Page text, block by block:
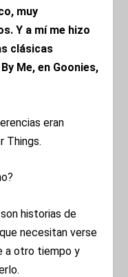
muy
Y a mí me hizo
clásicas
Me, en Goonies,
eran
Things.
historias de
necesitan verse
a otro tiempo y